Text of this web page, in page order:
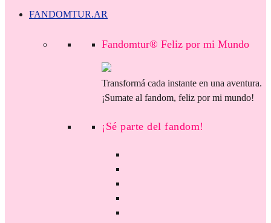
FANDOMTUR.AR
Fandomtur® Feliz por mi Mundo
Transformá cada instante en una aventura.
¡Sumate al fandom, feliz por mi mundo!
¡Sé parte del fandom!